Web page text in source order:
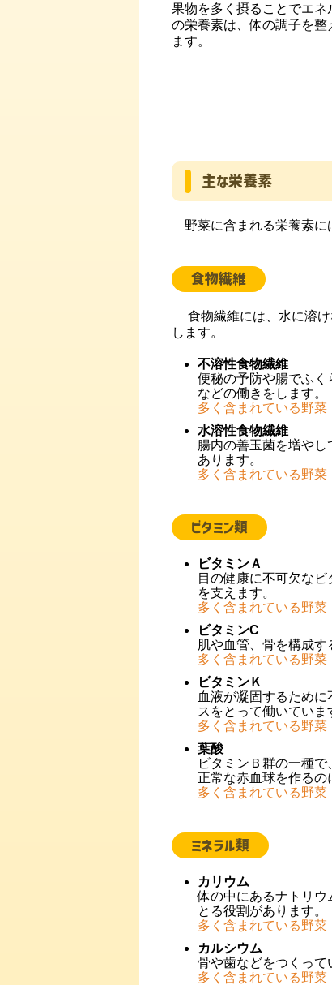
果物を多く摂ることでエ
の栄養素は、体の調子を
ます。
主な栄養素
野菜に含まれる栄養素に
食物繊維
食物繊維には、水に溶け
します。
不溶性食物繊維
便秘の予防や腸でふ
などの働きをします。
多く含まれている野
水溶性食物繊維
腸内の善玉菌を増や
あります。
多く含まれている野菜
ビタミン類
ビタミンＡ
目の健康に不可欠な
を支えます。
多く含まれている野
ビタミンC
肌や血管、骨を構成す
多く含まれている野
ビタミンＫ
血液が凝固するため
ス をとって働いていま
多く含まれている野
葉酸
ビタミンＢ群の一種
正常な赤血球を作るの
多く含まれている野
ミネラル類
カリウム
体の中にあるナトリ
とる役割があります。
多く含まれている野
カルシウム
骨や歯などをつくって
多く含まれている野